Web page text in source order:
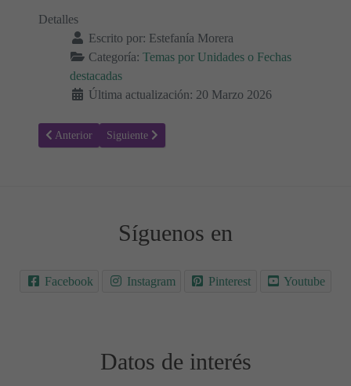
Detalles
Escrito por: Estefanía Morera
Categoría: Temas por Unidades o Fechas
destacadas
Última actualización: 20 Marzo 2026
Artículo anterior: Banco de Recursos Educativos Pascua ✨ Semana
Anterior Artículo siguiente: Día Internacional de los Bosques
Siguiente
Síguenos en
Facebook Instagram Pinterest Youtube
Datos de interés